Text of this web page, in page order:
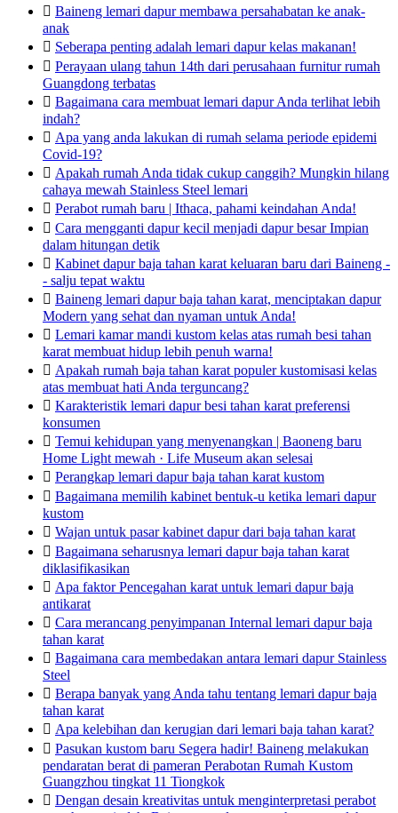
 Baineng lemari dapur membawa persahabatan ke anak-
anak
 Seberapa penting adalah lemari dapur kelas makanan!
 Perayaan ulang tahun 14th dari perusahaan furnitur rumah
Guangdong terbatas
 Bagaimana cara membuat lemari dapur Anda terlihat lebih
indah?
 Apa yang anda lakukan di rumah selama periode epidemi
Covid-19?
 Apakah rumah Anda tidak cukup canggih? Mungkin hilang
cahaya mewah Stainless Steel lemari
 Perabot rumah baru | Ithaca, pahami keindahan Anda!
 Cara mengganti dapur kecil menjadi dapur besar Impian
dalam hitungan detik
 Kabinet dapur baja tahan karat keluaran baru dari Baineng -
- salju tepat waktu
 Baineng lemari dapur baja tahan karat, menciptakan dapur
Modern yang sehat dan nyaman untuk Anda!
 Lemari kamar mandi kustom kelas atas rumah besi tahan
karat membuat hidup lebih penuh warna!
 Apakah rumah baja tahan karat populer kustomisasi kelas
atas membuat hati Anda terguncang?
 Karakteristik lemari dapur besi tahan karat preferensi
konsumen
 Temui kehidupan yang menyenangkan | Baoneng baru
Home Light mewah · Life Museum akan selesai
 Perangkap lemari dapur baja tahan karat kustom
 Bagaimana memilih kabinet bentuk-u ketika lemari dapur
kustom
 Wajan untuk pasar kabinet dapur dari baja tahan karat
 Bagaimana seharusnya lemari dapur baja tahan karat
diklasifikasikan
 Apa faktor Pencegahan karat untuk lemari dapur baja
antikarat
 Cara merancang penyimpanan Internal lemari dapur baja
tahan karat
 Bagaimana cara membedakan antara lemari dapur Stainless
Steel
 Berapa banyak yang Anda tahu tentang lemari dapur baja
tahan karat
 Apa kelebihan dan kerugian dari lemari baja tahan karat?
 Pasukan kustom baru Segera hadir! Baineng melakukan
pendaratan berat di pameran Perabotan Rumah Kustom
Guangzhou tingkat 11 Tiongkok
 Dengan desain kreativitas untuk menginterpretasi perabot